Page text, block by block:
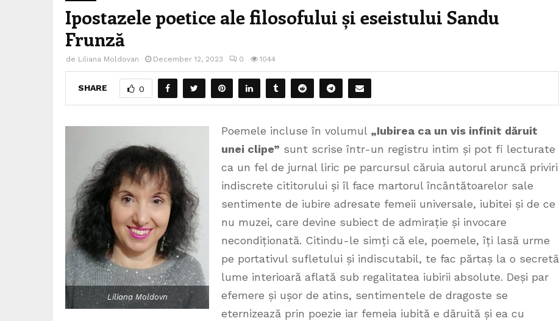
Ipostazele poetice ale filosofului și eseistului Sandu
Frunză
de Liliana Moldovan December 12, 2023 0 1044
SHARE 0
Liliana Moldovn
Poemele incluse în volumul „Iubirea ca un vis infinit dăruit
unei clipe” sunt scrise într-un registru intim și pot fi lecturate
ca un fel de jurnal liric pe parcursul căruia autorul aruncă priviri
indiscrete cititorului și îl face martorul încântătoarelor sale
sentimente de iubire adresate femeii universale, iubitei și de ce
nu muzei, care devine subiect de admirație și invocare
necondiționată. Citindu-le simți că ele, poemele, îți lasă urme
pe portativul sufletului și indiscutabil, te fac părtaș la o secretă
lume interioară aflată sub regalitatea iubirii absolute. Deși par
efemere și ușor de atins, sentimentele de dragoste se
eternizează prin poezie iar femeia iubită e dăruită și ea cu